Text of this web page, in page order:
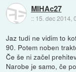
MIHAc27
:: 15. dec 2014,
Jaz tudi ne vidim to
90. Potem noben
Če še ni začel
Narobe je samo, če